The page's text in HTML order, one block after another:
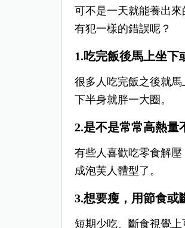
可不是一天就能養出
有犯一樣的錯誤呢？
1.吃完飯後馬上坐下
很多人吃完飯之後就
下半身就胖一大圈。
2.是不是常常高熱量
有些人喜歡吃零食解
成泡芙人體型了。
3.想要瘦，用節食或
短期少吃、斷食視覺